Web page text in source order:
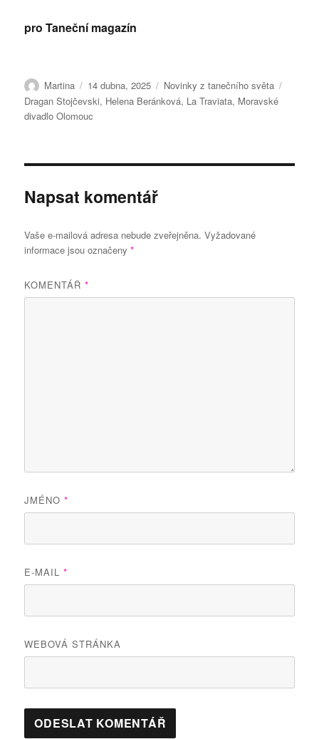
pro Taneční magazín
Autor:
Martina Publikováno:
14 dubna, 2025 Rubriky:
Novinky z tanečního světa
Dragan Stojčevski, Helena Beránková, La Traviata, Moravské
divadlo Olomouc
Napsat komentář
Vaše e-mailová adresa nebude zveřejněna. Vyžadované
informace jsou označeny*
KOMENTÁŘ*
JMÉNO*
E-MAIL*
WEBOVÁ STRÁNKA